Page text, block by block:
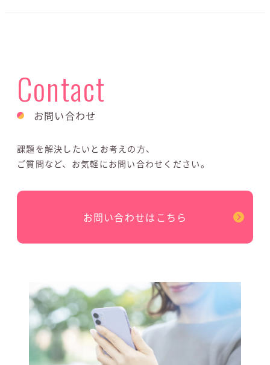
Contact
お問い合わせ
課題を解決したいとお考えの方、
ご質問など、お気軽にお問い合わせください。
お問い合わせはこちら